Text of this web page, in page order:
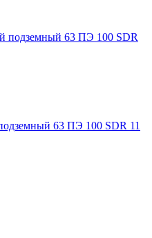
63 ПЭ 100 SDR 11